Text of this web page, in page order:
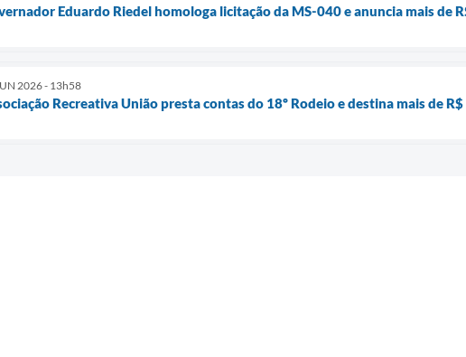
Eduardo Riedel homologa licitação da MS-040 e anuncia mais de
2026 - 13h58
Recreativa União presta contas do 18º Rodeio e destina mais de